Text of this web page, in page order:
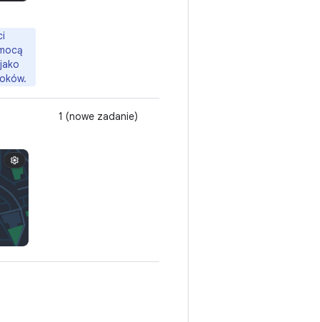
1 (nowe zadanie)